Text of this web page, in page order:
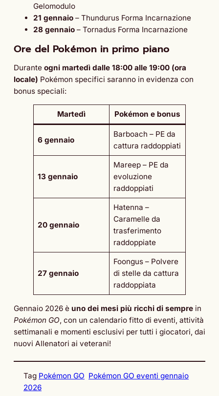
Gelomodulo
21 gennaio – Thundurus Forma Incarnazione
28 gennaio – Tornadus Forma Incarnazione
Ore del Pokémon in primo piano
Durante ogni martedì dalle 18:00 alle 19:00 (ora
locale) Pokémon specifici saranno in evidenza con
bonus speciali:
Martedì Pokémon e bonus
6 gennaio
Barboach – PE da
cattura raddoppiati
13 gennaio
Mareep – PE da
evoluzione
raddoppiati
20 gennaio
Hatenna –
Caramelle da
trasferimento
raddoppiate
27 gennaio
Foongus – Polvere
di stelle da cattura
raddoppiata
Gennaio 2026 è uno dei mesi più ricchi di sempre in
Pokémon GO, con un calendario fitto di eventi, attività
settimanali e momenti esclusivi per tutti i giocatori, dai
nuovi Allenatori ai veterani!
Tag Pokémon GO Pokémon GO eventi gennaio
2026